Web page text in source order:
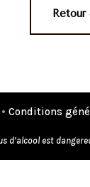
• Conditions
d’alcool est